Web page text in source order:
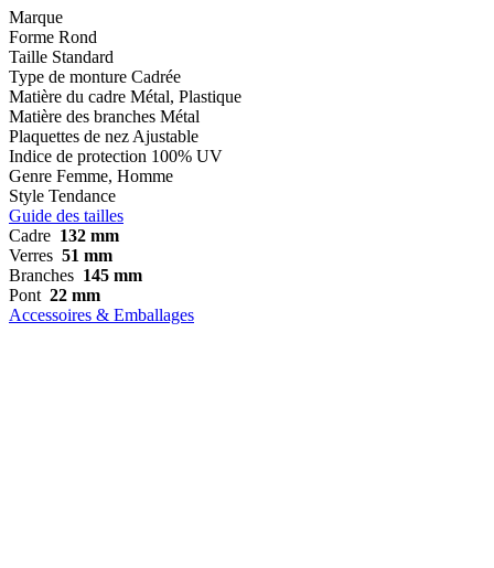
Marque
Forme Rond
Taille Standard
Type de monture Cadrée
Matière du cadre Métal, Plastique
Matière des branches Métal
Plaquettes de nez Ajustable
Indice de protection 100% UV
Genre Femme, Homme
Style Tendance
Guide des tailles
Cadre 132 mm
Verres 51 mm
Branches 145 mm
Pont 22 mm
Accessoires & Emballages